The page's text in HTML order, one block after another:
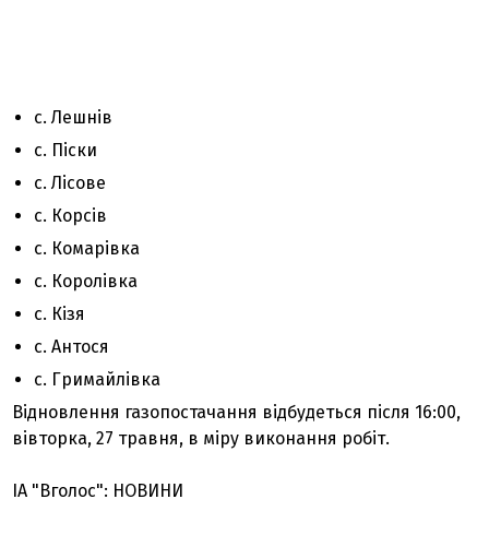
с. Лешнів
с. Піски
с. Лісове
с. Корсів
с. Комарівка
с. Королівка
с. Кізя
с. Антося
с. Гримайлівка
Відновлення газопостачання відбудеться після 16:00,
вівторка, 27 травня, в міру виконання робіт.
ІА "Вголос": НОВИНИ